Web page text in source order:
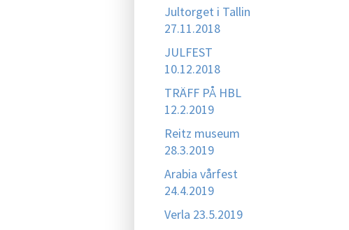
Jultorget i Tallin
27.11.2018
JULFEST
10.12.2018
TRÄFF PÅ HBL
12.2.2019
Reitz museum
28.3.2019
Arabia vårfest
24.4.2019
Verla 23.5.2019